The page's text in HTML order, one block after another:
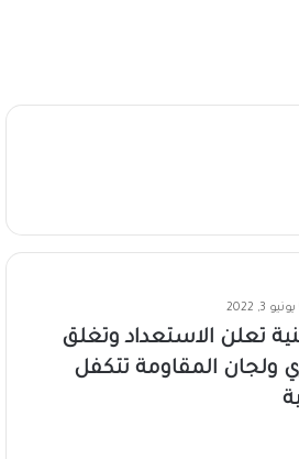
يونيو 3, 2022
تعلن الاستعداد وتغلق
ولجان المقاومة تتكفل